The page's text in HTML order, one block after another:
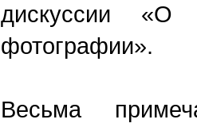
дискуссии
фотографии».
Весьма